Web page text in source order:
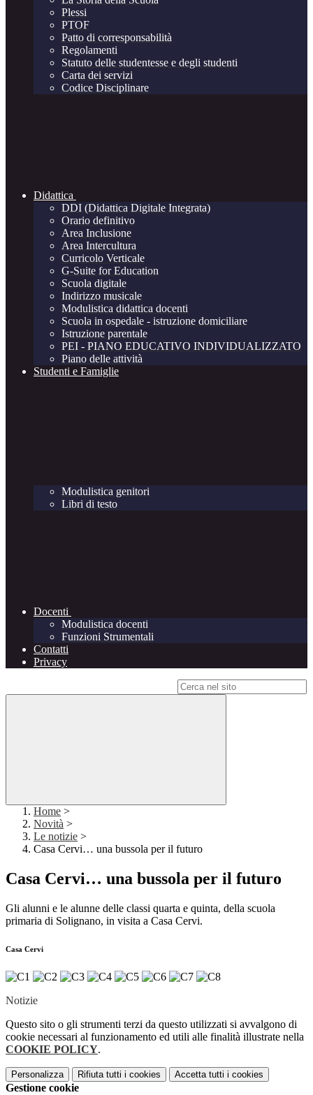
Plessi
PTOF
Patto di corresponsabilità
Regolamenti
Statuto delle studentesse e degli studenti
Carta dei servizi
Codice Disciplinare
Didattica
DDI (Didattica Digitale Integrata)
Orario definitivo
Area Inclusione
Area Intercultura
Curricolo Verticale
G-Suite for Education
Scuola digitale
Indirizzo musicale
Modulistica didattica docenti
Scuola in ospedale - istruzione domiciliare
Istruzione parentale
PEI - PIANO EDUCATIVO INDIVIDUALIZZATO
Piano delle attività
Studenti e Famiglie
Modulistica genitori
Libri di testo
Docenti
Modulistica docenti
Funzioni Strumentali
Contatti
Privacy
Home >
Novità >
Le notizie >
Casa Cervi… una bussola per il futuro
Casa Cervi… una bussola per il futuro
Gli alunni e le alunne delle classi quarta e quinta, della scuola
primaria di Solignano, in visita a Casa Cervi.
Casa Cervi
Notizie
Questo sito o gli strumenti terzi da questo utilizzati si avvalgono di
cookie necessari al funzionamento ed utili alle finalità illustrate nella
COOKIE POLICY.
Personalizza Rifiuta tutti i cookies Accetta tutti i cookies
Gestione cookie